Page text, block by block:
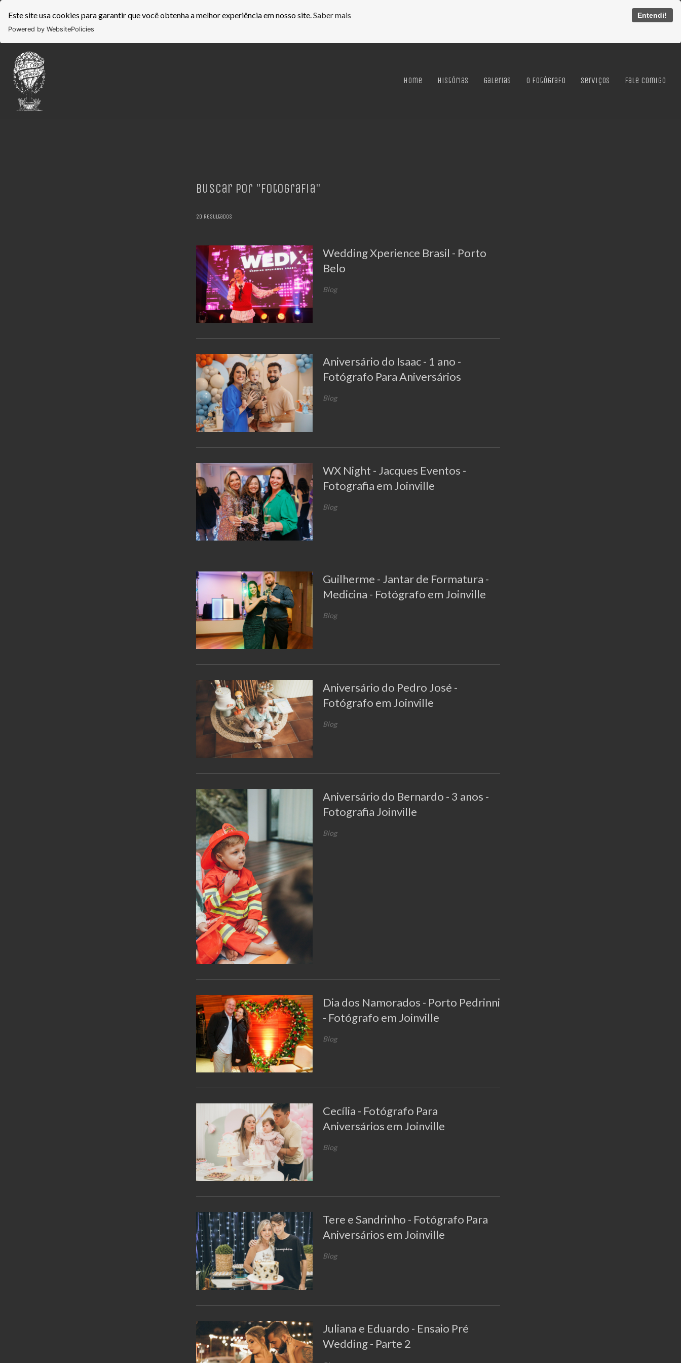
Este site usa cookies para garantir que você obtenha a melhor experiência em nosso site. Saber mais Entendi!
Powered by WebsitePolicies
Home Histórias Galerias O Fotógrafo Serviços Fale Comigo
Buscar por "Fotografia"
20 Resultados
Wedding Xperience Brasil - Porto
Belo
Blog
Aniversário do Isaac - 1 ano -
Fotógrafo Para Aniversários
Blog
WX Night - Jacques Eventos -
Fotografia em Joinville
Blog
Guilherme - Jantar de Formatura -
Medicina - Fotógrafo em Joinville
Blog
Aniversário do Pedro José -
Fotógrafo em Joinville
Blog
Aniversário do Bernardo - 3 anos -
Fotografia Joinville
Blog
Dia dos Namorados - Porto Pedrinni
- Fotógrafo em Joinville
Blog
Cecília - Fotógrafo Para
Aniversários em Joinville
Blog
Tere e Sandrinho - Fotógrafo Para
Aniversários em Joinville
Blog
Juliana e Eduardo - Ensaio Pré
Wedding - Parte 2